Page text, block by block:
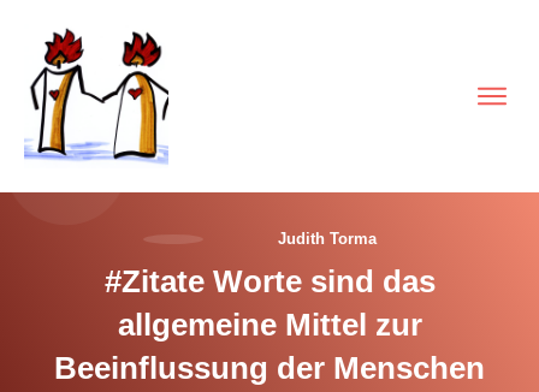
Judith Torma
#Zitate Worte sind das
allgemeine Mittel zur
Beeinflussung der Menschen